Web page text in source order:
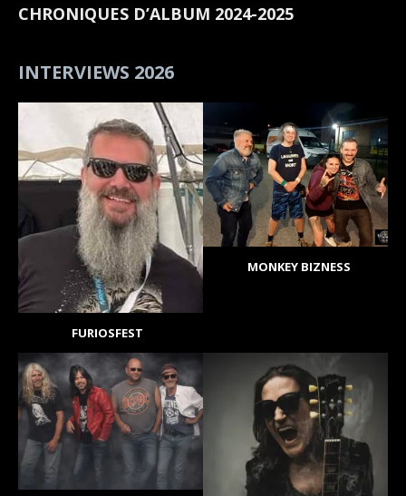
CHRONIQUES D’ALBUM 2024-2025
INTERVIEWS 2026
FURIOSFEST
MONKEY BIZNESS